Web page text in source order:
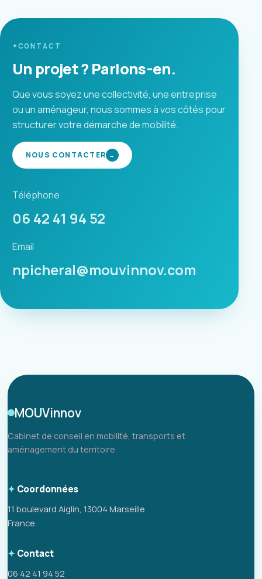
CONTACT
Un projet ? Parlons-en.
Que vous soyez une collectivité, une entreprise
ou un aménageur, nous sommes à vos côtés pour
structurer votre démarche de mobilité.
NOUS CONTACTER →
Téléphone
06 42 41 94 52
Email
npicheral@mouvinnov.com
MOUVinnov
Cabinet de conseil en mobilité, transports et
aménagement du territoire.
Coordonnées
11 boulevard Aiglin, 13004 Marseille
France
Contact
06 42 41 94 52